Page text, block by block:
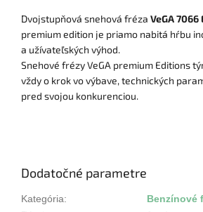
Dvojstupňová snehová fréza VeGA 7066
premium edition je priamo nabitá hŕbu
a užívateľských výhod.
Snehové frézy VeGA premium Editions
vždy o krok vo výbave, technických
pred svojou konkurenciou.
Dodatočné parametre
Kategória:
Benzínové